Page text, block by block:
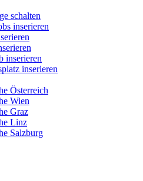
schalten
inserieren
inserieren
inserieren
Österreich
Wien
Graz
Linz
Salzburg